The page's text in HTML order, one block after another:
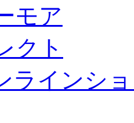
モア
クト
ラインシ